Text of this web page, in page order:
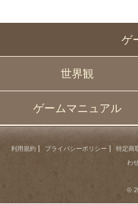
ゲ
世界観
ゲームマニュアル
利用規約 プライバシーポリシー 特定商
わ
©